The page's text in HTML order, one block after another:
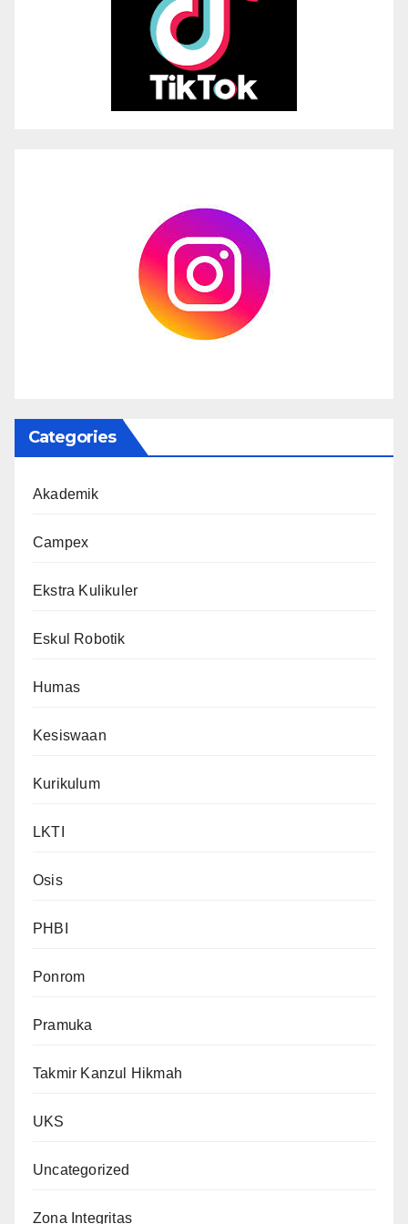
Categories
Akademik
Campex
Ekstra Kulikuler
Eskul Robotik
Humas
Kesiswaan
Kurikulum
LKTI
Osis
PHBI
Ponrom
Pramuka
Takmir Kanzul Hikmah
UKS
Uncategorized
Zona Integritas